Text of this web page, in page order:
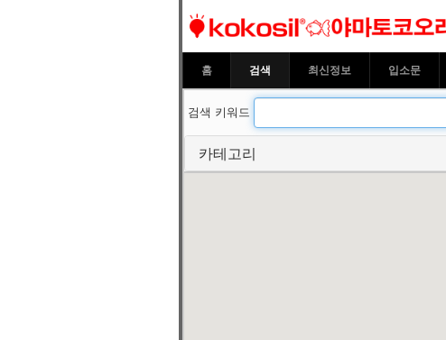
코코시르 야마토
홈 검색 최신정보 입소문
검색 키워드
카테고리